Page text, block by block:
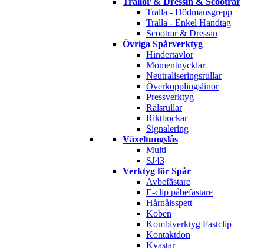
Tralla - Dödmansgrepp
Tralla - Enkel Handtag
Scootrar & Dressin
Övriga Spårverktyg
Hindertavlor
Momentnycklar
Neutraliseringsrullar
Överkopplingslinor
Pressverktyg
Rälsrullar
Riktbockar
Signalering
Växeltungslås
Multi
SJ43
Verktyg för Spår
Avbefästare
E-clip påbefästare
Hårnålsspett
Koben
Kombiverktyg Fastclip
Kontaktdon
Kvastar